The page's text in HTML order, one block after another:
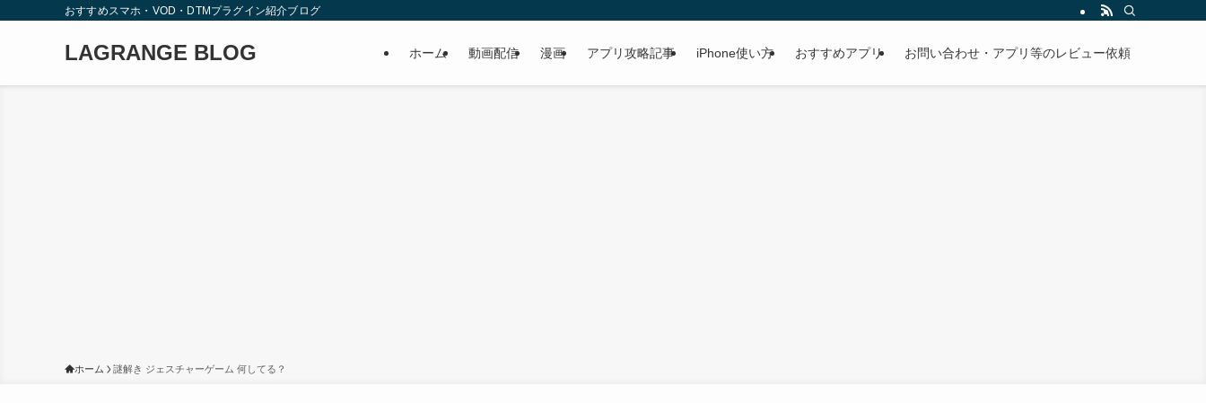
おすすめスマホ・VOD・DTMプラグイン紹介ブログ
LAGRANGE BLOG ホーム 動画配信 漫画 アプリ攻略記事 iPhone使い方 おすすめアプリ お問い合わせ・アプリ等のレビュー依頼
ホーム 謎解き ジェスチャーゲーム 何してる？